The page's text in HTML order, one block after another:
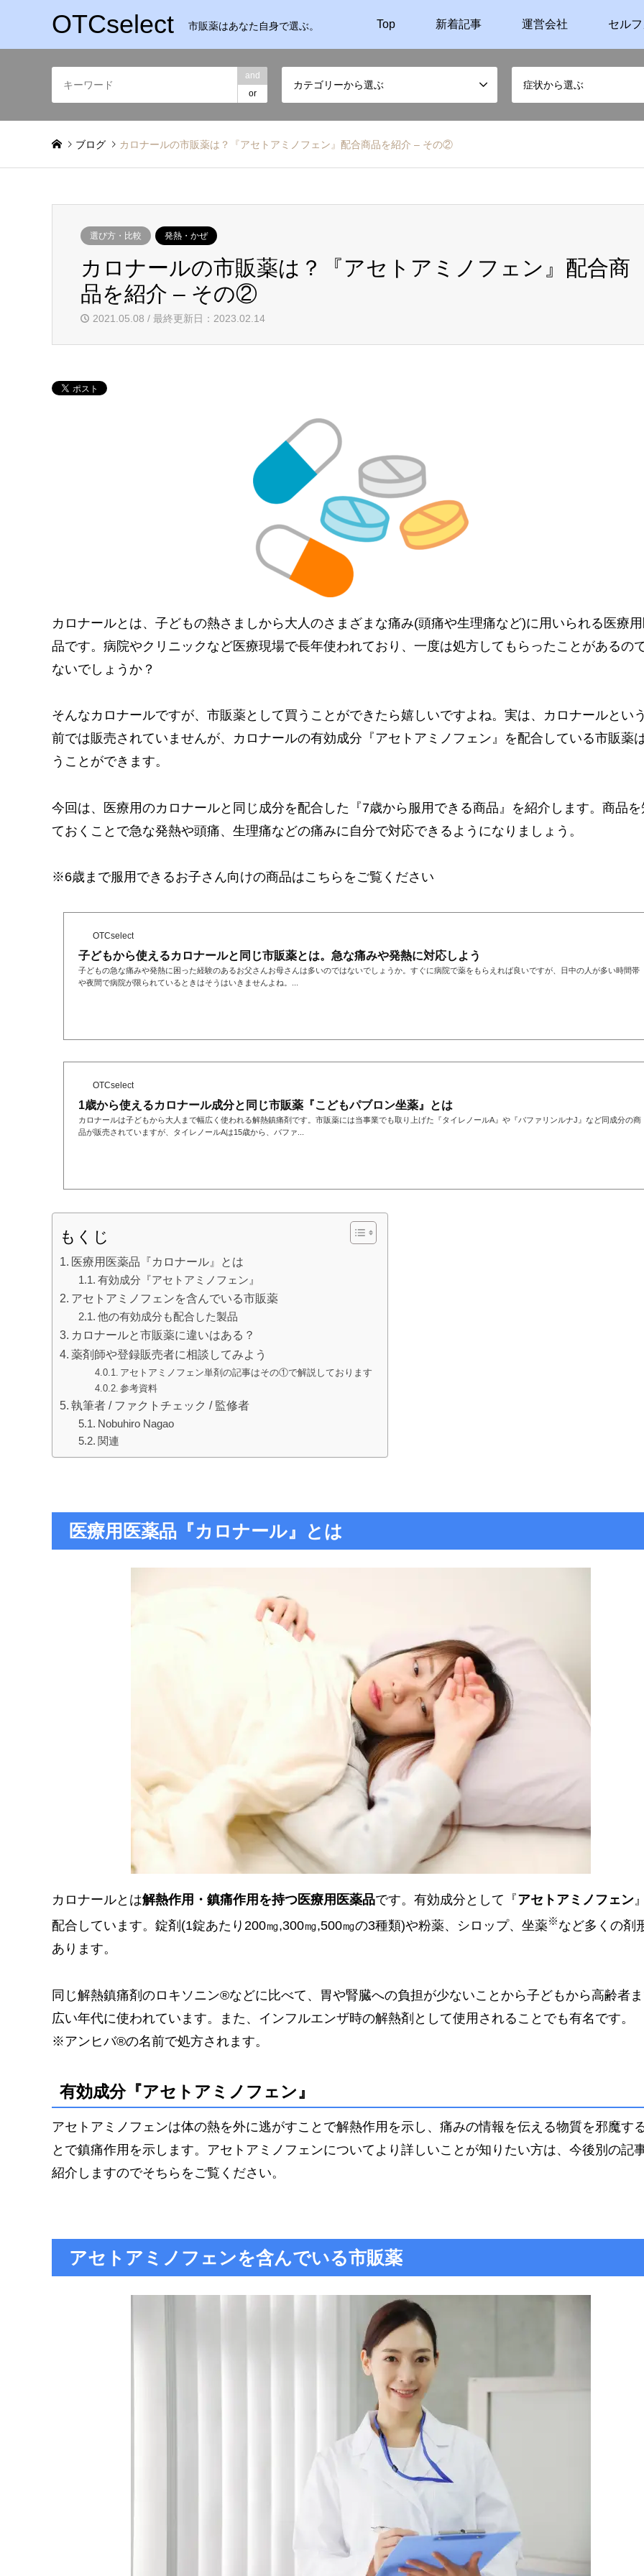
OTCselect 市販薬はあなた自身で選ぶ。 Top 新着記事 運営会社 セル
and
or
カテゴリーから選ぶ 症状から選ぶ
ブログ カロナールの市販薬は？『アセトアミノフェン』配合商品を紹介 – その②
選び方・比較 発熱・かぜ
カロナールの市販薬は？『アセトアミノフェン』配合商
品を紹介 – その②
2021.05.08 / 最終更新日：2023.02.14
カロナールとは、子どもの熱さましから大人のさまざまな痛み(頭痛や生理痛など)に用いられる医療
品です。病院やクリニックなど医療現場で長年使われており、一度は処方してもらったことがあるの
ないでしょうか？
そんなカロナールですが、市販薬として買うことができたら嬉しいですよね。実は、カロナールとい
前では販売されていませんが、カロナールの有効成分『アセトアミノフェン』を配合している市販薬
うことができます。
今回は、医療用のカロナールと同じ成分を配合した『7歳から服用できる商品』を紹介します。商品を
ておくことで急な発熱や頭痛、生理痛などの痛みに自分で対応できるようになりましょう。
※6歳まで服用できるお子さん向けの商品はこちらをご覧ください
OTCselect
子どもから使えるカロナールと同じ市販薬とは。急な痛みや発熱に対応しよう
子どもの急な痛みや発熱に困った経験のあるお父さんお母さんは多いのではないでしょうか。すぐに病院で薬をもらえれば良いですが、日中の人が多い時間帯
や夜間で病院が限られているときはそうはいきませんよね。...
OTCselect
1歳から使えるカロナール成分と同じ市販薬『こどもパブロン坐薬』とは
カロナールは子どもから大人まで幅広く使われる解熱鎮痛剤です。市販薬には当事業でも取り上げた『タイレノールA』や『バファリンルナJ』など同成分の商
品が販売されていますが、タイレノールAは15歳から、バファ...
もくじ
医療用医薬品『カロナール』とは
有効成分『アセトアミノフェン』
アセトアミノフェンを含んでいる市販薬
他の有効成分も配合した製品
カロナールと市販薬に違いはある？
薬剤師や登録販売者に相談してみよう
アセトアミノフェン単剤の記事はその①で解説しております
参考資料
執筆者 / ファクトチェック / 監修者
Nobuhiro Nagao
関連
医療用医薬品『カロナール』とは
カロナールとは解熱作用・鎮痛作用を持つ医療用医薬品です。有効成分として『アセトアミノフェン
配合しています。錠剤(1錠あたり200㎎,300㎎,500㎎の3種類)や粉薬、シロップ、坐薬※など多くの剤
あります。
同じ解熱鎮痛剤のロキソニン®︎などに比べて、胃や腎臓への負担が少ないことから子どもから高齢者
広い年代に使われています。また、インフルエンザ時の解熱剤として使用されることでも有名です。
※アンヒバ®︎の名前で処方されます。
有効成分『アセトアミノフェン』
アセトアミノフェンは体の熱を外に逃がすことで解熱作用を示し、痛みの情報を伝える物質を邪魔す
とで鎮痛作用を示します。アセトアミノフェンについてより詳しいことが知りたい方は、今後別の記
紹介しますのでそちらをご覧ください。
アセトアミノフェンを含んでいる市販薬